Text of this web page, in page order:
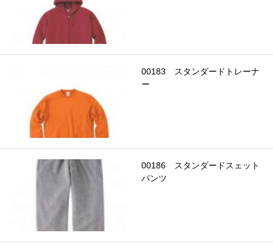
00183 スタンダードトレーナ
ー
00186 スタンダードスェット
パンツ